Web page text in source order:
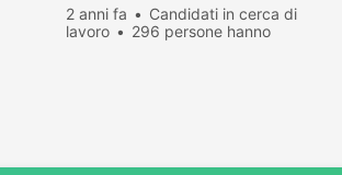
2 anni fa
Candidati in cerca di
lavoro
296 persone hanno